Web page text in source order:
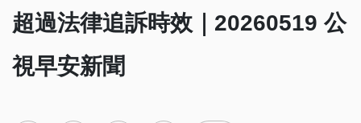
超過法律追訴時效｜20260519 公
視早安新聞